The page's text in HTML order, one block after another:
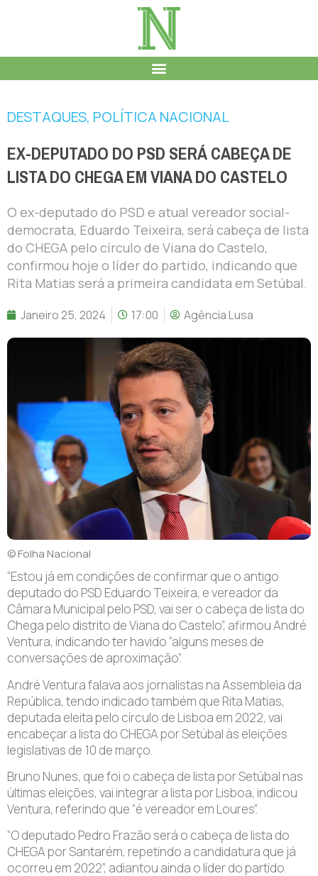
DESTAQUES, POLÍTICA NACIONAL
EX-DEPUTADO DO PSD SERÁ CABEÇA DE
LISTA DO CHEGA EM VIANA DO CASTELO
O ex-deputado do PSD e atual vereador social-
democrata, Eduardo Teixeira, será cabeça de lista
do CHEGA pelo círculo de Viana do Castelo,
confirmou hoje o líder do partido, indicando que
Rita Matias será a primeira candidata em Setúbal.
Janeiro 25, 2024 17:00 Agência Lusa
© Folha Nacional
“Estou já em condições de confirmar que o antigo
deputado do PSD Eduardo Teixeira, e vereador da
Câmara Municipal pelo PSD, vai ser o cabeça de lista do
Chega pelo distrito de Viana do Castelo”, afirmou André
Ventura, indicando ter havido “alguns meses de
conversações de aproximação”.
André Ventura falava aos jornalistas na Assembleia da
República, tendo indicado também que Rita Matias,
deputada eleita pelo círculo de Lisboa em 2022, vai
encabeçar a lista do CHEGA por Setúbal às eleições
legislativas de 10 de março.
Bruno Nunes, que foi o cabeça de lista por Setúbal nas
últimas eleições, vai integrar a lista por Lisboa, indicou
Ventura, referindo que “é vereador em Loures”.
“O deputado Pedro Frazão será o cabeça de lista do
CHEGA por Santarém, repetindo a candidatura que já
ocorreu em 2022”, adiantou ainda o líder do partido.